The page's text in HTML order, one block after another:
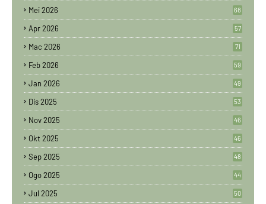
Mei 2026 68
Apr 2026 57
Mac 2026 71
Feb 2026 59
Jan 2026 49
Dis 2025 53
Nov 2025 46
Okt 2025 46
Sep 2025 48
Ogo 2025 44
Jul 2025 50